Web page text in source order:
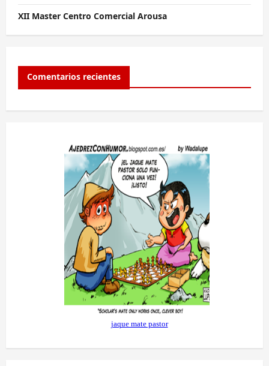
XII Master Centro Comercial Arousa
Comentarios recientes